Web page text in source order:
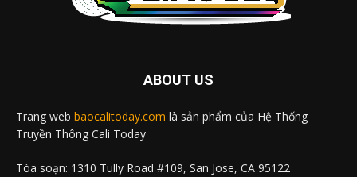
ABOUT US
Trang web baocalitoday.com là sản phẩm của Hệ Thống
Truyền Thông Cali Today
Tòa soạn: 1310 Tully Road #109, San Jose, CA 95122